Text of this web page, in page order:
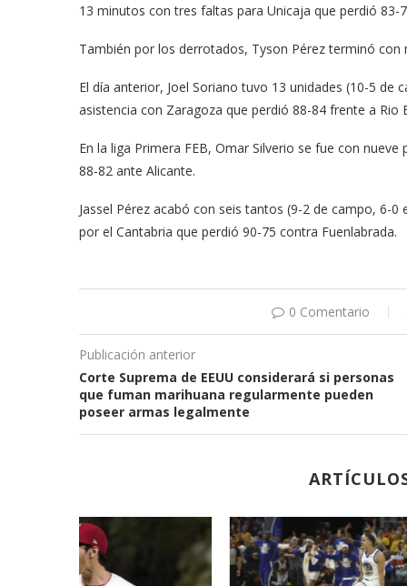
13 minutos con tres faltas para Unicaja que perdió 83-
También por los derrotados, Tyson Pérez terminó
El día anterior, Joel Soriano tuvo 13 unidades (10-5
asistencia con Zaragoza que perdió 88-84 frente a Rio
En la liga Primera FEB, Omar Silverio se fue con
88-82 ante Alicante.
Jassel Pérez acabó con seis tantos (9-2 de campo, 6-
por el Cantabria que perdió 90-75 contra Fuenlabrada.
0 Comentario
Publicación anterior
Corte Suprema de EEUU considerará si personas
que fuman marihuana regularmente pueden
poseer armas legalmente